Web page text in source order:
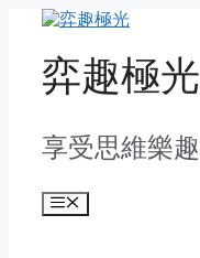
content弈趣極光
享受思維樂趣
Menu